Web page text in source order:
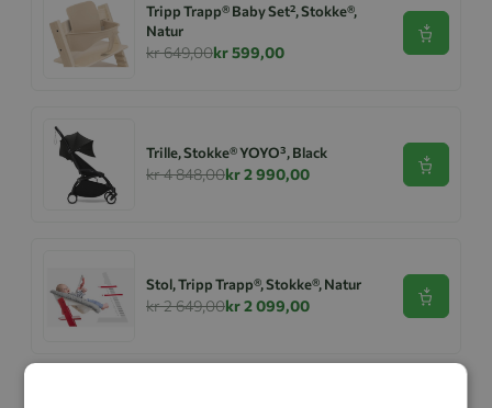
Tripp Trapp® Baby Set², Stokke®,
Natur
kr 649,00kr 599,00
Se
Trille, Stokke® YOYO³, Black
kr 4 848,00kr 2 990,00 Se
Stol, Tripp Trapp®, Stokke®, Natur
kr 2 649,00kr 2 099,00 Se